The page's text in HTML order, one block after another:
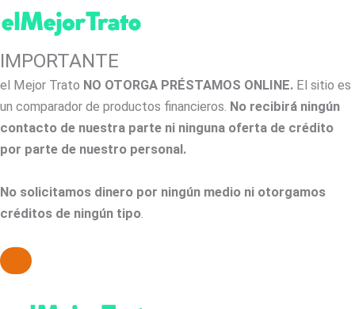
IMPORTANTE
el Mejor Trato NO OTORGA PRÉSTAMOS ONLINE. El sitio es
un comparador de productos financieros. No recibirá ningún
contacto de nuestra parte ni ninguna oferta de crédito
por parte de nuestro personal.
No solicitamos dinero por ningún medio ni otorgamos
créditos de ningún tipo.